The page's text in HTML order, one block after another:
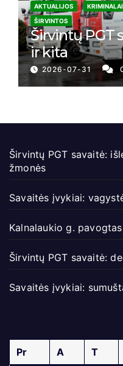
AKTUALIJOS
ŠIRVINTOS
Širvintų PGT
ir kita
2026-07-31
Širvintų PGT savaitė:
žmonės
Savaitės įvykiai:
Kalnalaukio g.
Širvintų PGT savaitė:
Savaitės įvykiai:
Pr A T